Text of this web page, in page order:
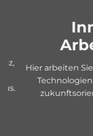
Hier arbeiten